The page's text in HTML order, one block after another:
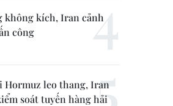
không kích, Iran cảnh
công
Hormuz leo thang, Iran
soát tuyến hàng hải